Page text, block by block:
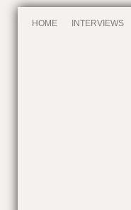
HOME INTERVIEWS